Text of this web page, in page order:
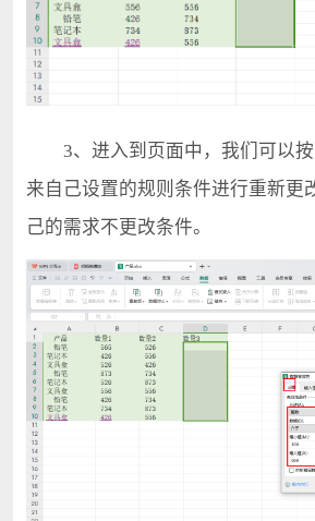
3、进入到页面中，我们可以按
来自己设置的规则条件进行重新更
己的需求不更改条件。